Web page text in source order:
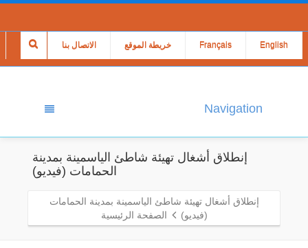
الاتصال بنا خريطة الموقع Français English
Navigation
إنطلاق أشغال تهيئة شاطئ الياسمينة بمدينة
الحمامات (فيديو)
إنطلاق أشغال تهيئة شاطئ الياسمينة بمدينة الحمامات
(فيديو)
الصفحة الرئيسية